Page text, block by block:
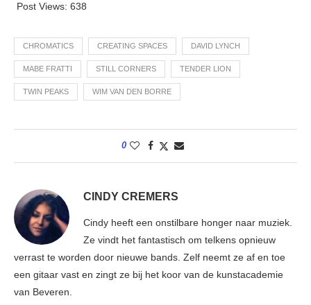
Post Views: 638
CHROMATICS CREATING SPACES DAVID LYNCH
MABE FRATTI STILL CORNERS TENDER LION
TWIN PEAKS WIM VAN DEN BORRE
0
CINDY CREMERS
Cindy heeft een onstilbare honger naar muziek.
Ze vindt het fantastisch om telkens opnieuw
verrast te worden door nieuwe bands. Zelf neemt ze af en toe
een gitaar vast en zingt ze bij het koor van de kunstacademie
van Beveren.